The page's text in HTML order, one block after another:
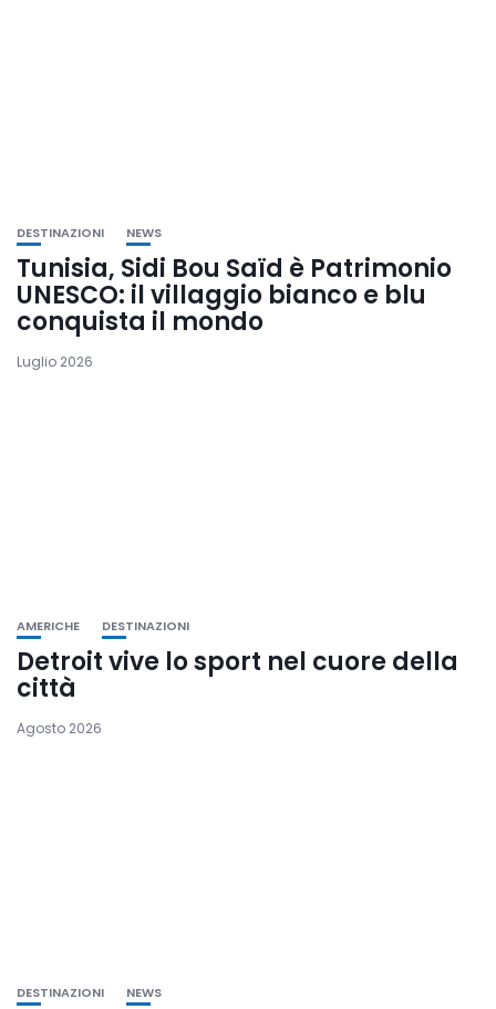
DESTINAZIONI NEWS
Tunisia, Sidi Bou Saïd è Patrimonio
UNESCO: il villaggio bianco e blu
conquista il mondo
Luglio 2026
AMERICHE DESTINAZIONI
Detroit vive lo sport nel cuore della
città
Agosto 2026
DESTINAZIONI NEWS